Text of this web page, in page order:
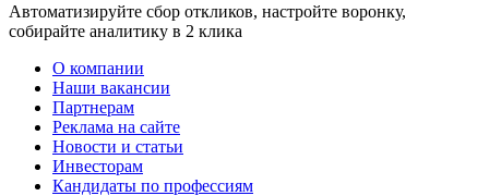
Автоматизируйте сбор откликов, настройте воронку,
собирайте аналитику в 2 клика
О компании
Наши вакансии
Партнерам
Реклама на сайте
Новости и статьи
Инвесторам
Кандидаты по профессиям